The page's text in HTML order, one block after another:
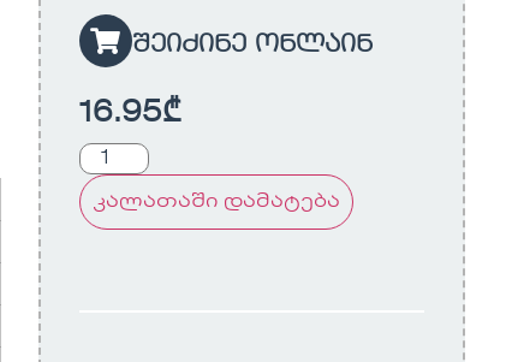
შეიძინე ონლაინ
16.95₾
კალათაში დამატება